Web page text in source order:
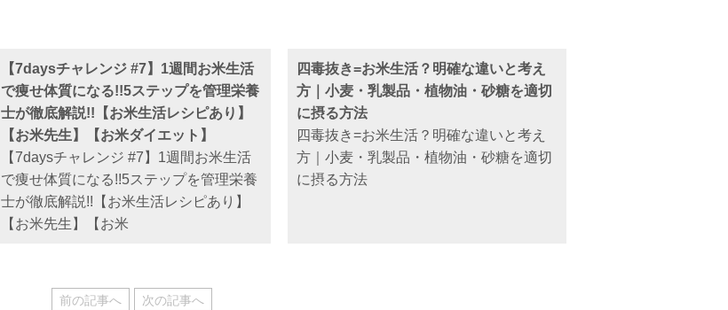
【7daysチャレンジ #7】1週間お米生活
で痩せ体質になる!!5ステップを管理栄養
士が徹底解説!!【お米生活レシピあり】
【お米先生】【お米ダイエット】
【7daysチャレンジ #7】1週間お米生活
で痩せ体質になる!!5ステップを管理栄養
士が徹底解説!!【お米生活レシピあり】
【お米先生】【お米
四毒抜き=お米生活？明確な違いと考え
方｜小麦・乳製品・植物油・砂糖を適切
に摂る方法
四毒抜き=お米生活？明確な違いと考え
方｜小麦・乳製品・植物油・砂糖を適切
に摂る方法
前の記事へ 次の記事へ